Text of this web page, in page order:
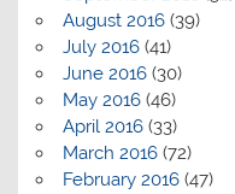
August 2016(39)
July 2016(41)
June 2016(30)
May 2016(46)
April 2016(33)
March 2016(72)
February 2016(47)